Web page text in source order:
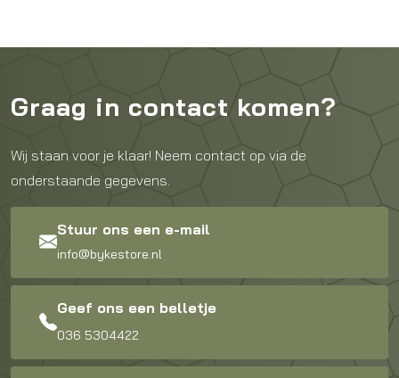
Graag in contact komen?
Wij staan voor je klaar! Neem contact op via de
onderstaande gegevens.
Stuur ons een e-mail
info@bykestore.nl
Geef ons een belletje
036 5304422